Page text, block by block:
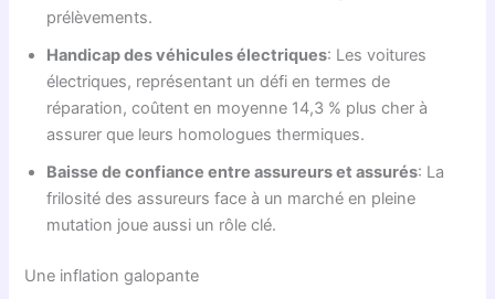
prélèvements.
Handicap des véhicules électriques: Les voitures
électriques, représentant un défi en termes de
réparation, coûtent en moyenne 14,3 % plus cher à
assurer que leurs homologues thermiques.
Baisse de confiance entre assureurs et assurés: La
frilosité des assureurs face à un marché en pleine
mutation joue aussi un rôle clé.
Une inflation galopante